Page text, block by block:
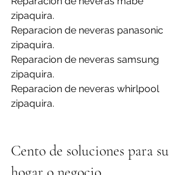
zipaquira.
Reparacion de neveras panasonic
zipaquira.
Reparacion de neveras samsung
zipaquira.
Reparacion de neveras whirlpool
zipaquira.
Cento de soluciones para su